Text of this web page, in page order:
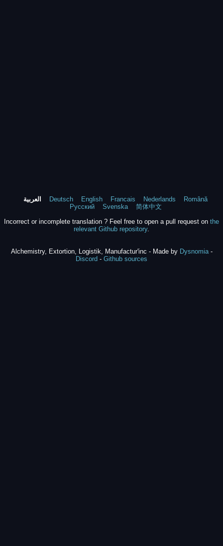
العربية Deutsch English Francais Nederlands
Română
Русский
Svenska
简体中文
Incorrect or incomplete translation ? Feel free to open a pull request on the
relevant Github repository.
Alchemistry, Extortion, Logistik, Manufactur'inc - Made by Dysnomia-
Discord - Github sources